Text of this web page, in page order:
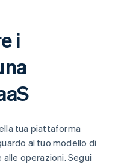
i
tua piattaforma
al tuo modello di
operazioni. Segui